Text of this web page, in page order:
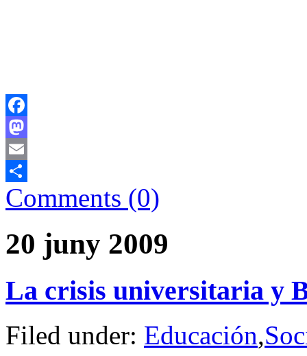
Facebook
Mastodon
Email
Comparteix
Comments (0)
20 juny 2009
La crisis universitaria y
Filed under: Educación,